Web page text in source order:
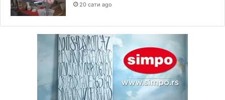
20 сати ago